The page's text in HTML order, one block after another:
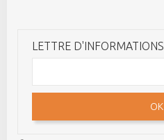
LETTRE D'INFORMATIONS
OK